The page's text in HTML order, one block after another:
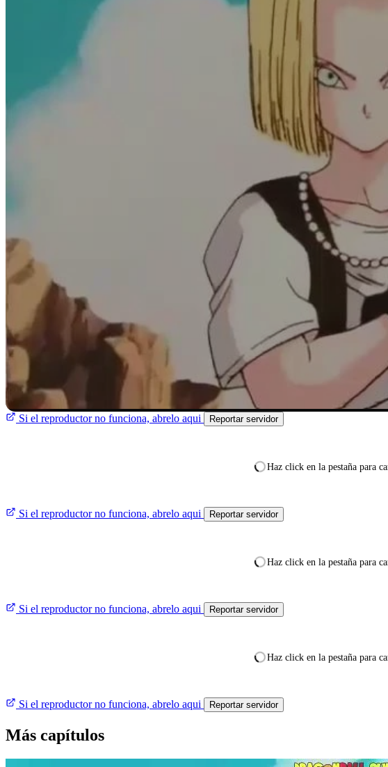
Si el reproductor no funciona, abrelo aqui Reportar servidor
Haz click en la pestaña para
Si el reproductor no funciona, abrelo aqui Reportar servidor
Haz click en la pestaña para
Si el reproductor no funciona, abrelo aqui Reportar servidor
Haz click en la pestaña para
Si el reproductor no funciona, abrelo aqui Reportar servidor
Más capítulos